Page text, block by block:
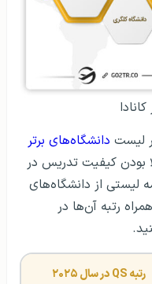
لیست دانشگاه‌های برتر
بودن کیفیت تدریس در
لیستی از دانشگاه‌های
رتبه QS در سال ۲۰۲۵